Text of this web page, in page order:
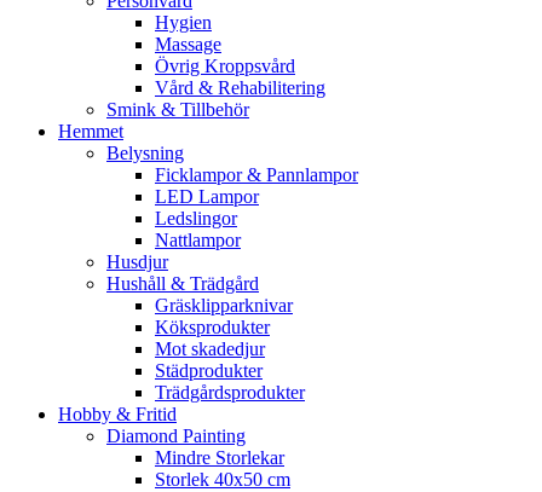
Hygien
Massage
Övrig Kroppsvård
Vård & Rehabilitering
Smink & Tillbehör
Hemmet
Belysning
Ficklampor & Pannlampor
LED Lampor
Ledslingor
Nattlampor
Husdjur
Hushåll & Trädgård
Gräsklipparknivar
Köksprodukter
Mot skadedjur
Städprodukter
Trädgårdsprodukter
Hobby & Fritid
Diamond Painting
Mindre Storlekar
Storlek 40x50 cm